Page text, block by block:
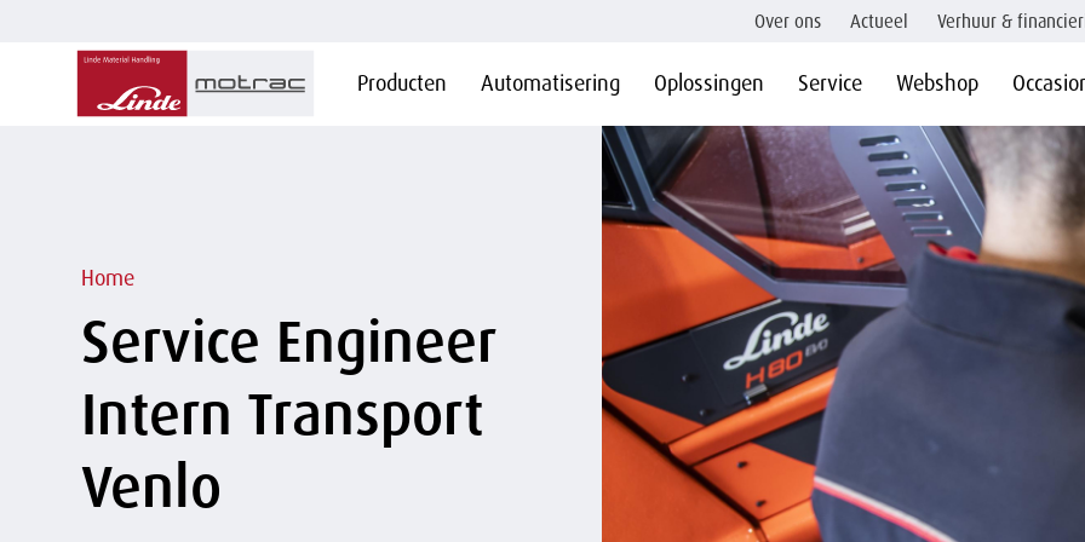
Overslaan
en naar
Producten Automatisering Oplossingen Service Webshop
Over ons Actueel Verhuur &
Kruimelpad
Home
Service Engineer
Intern Transport
Venlo